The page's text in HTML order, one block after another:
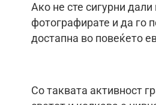
Ако не сте сигурни
фотографирате и да го
достапна во повеќето
Со таквата активност